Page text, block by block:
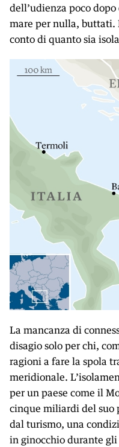
dell’udienza poco
mare per nulla, buttati.
conto di quanto sia
La mancanza di
disagio solo per chi,
ragioni a fare la spola
meridionale.
per un paese come il
cinque miliardi del suo
dal turismo, una
in ginocchio durante